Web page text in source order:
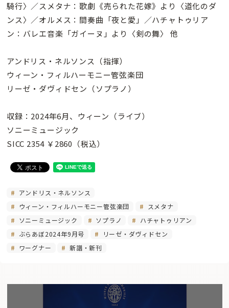
騎行〉／スメタナ：歌劇《売られた花嫁》より〈道化のダ
ンス〉／オルメス：間奏曲「夜と愛」／ハチャトゥリア
ン：バレエ音楽「ガイーヌ」より〈剣の舞〉 他
アンドリス・ネルソンス（指揮）
ウィーン・フィルハーモニー管弦楽団
リーゼ・ダヴィドセン（ソプラノ）
収録：2024年6月、ウィーン（ライブ）
ソニーミュージック
SICC 2354 ￥2860（税込）
アンドリス・ネルソンス
ウィーン・フィルハーモニー管弦楽団
スメタナ
ソニーミュージック
ソプラノ
ハチャトゥリアン
ぶらあぼ2024年9月号
リーゼ・ダヴィドセン
ワーグナー
新譜・新刊